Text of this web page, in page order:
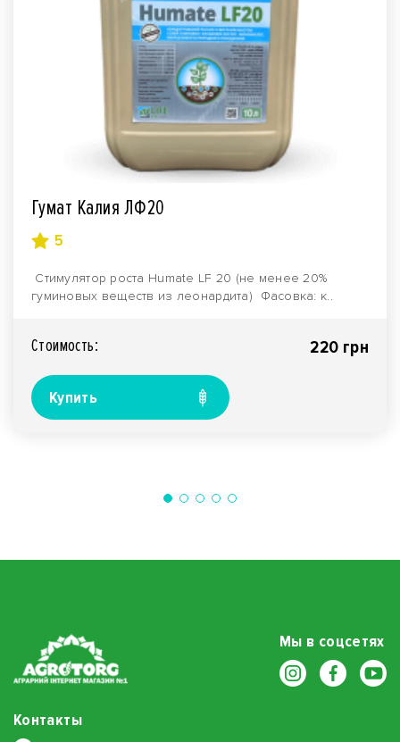
Гумат Калия ЛФ20
5
Стимулятор роста Нumate LF 20 (не менее 20%
гуминовых веществ из леонардита) Фасовка: к..
Стоимость: 220 грн
Купить
Мы в соцсетях
Контакты